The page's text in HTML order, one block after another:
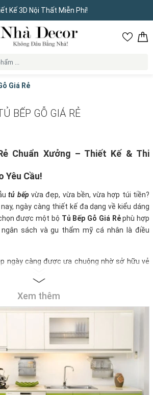
Kế 3D Nội Thất Miễn Phí!
Giá Rẻ
BẾP GỖ GIÁ RẺ
Chuẩn Xưởng – Thiết Kế & Thi
Yêu Cầu!
tủ bếpvừa đẹp, vừa bền, vừa hợp túi tiền?
ngày càng thiết kế đa dạng về kiểu dáng
được một bộ Tủ Bếp Gỗ Giá Rẻphù hợp
sách và gu thẩm mỹ cá nhân là điều
ngày càng được ưa chuộng nhờ sở hữu vẻ
hào là xưởng chuyên thiết kế và thi công tủ
hàng yêu thích với BST hơn +100
hiện đại
cao cấp
Xem thêm